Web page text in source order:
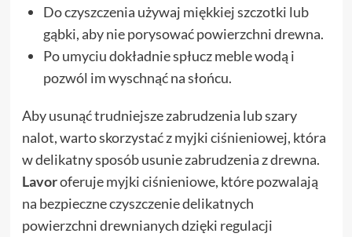
Do czyszczenia używaj miękkiej szczotki lub
gąbki, aby nie porysować powierzchni drewna.
Po umyciu dokładnie spłucz meble wodą i
pozwól im wyschnąć na słońcu.
Aby usunąć trudniejsze zabrudzenia lub szary
nalot, warto skorzystać z myjki ciśnieniowej, która
w delikatny sposób usunie zabrudzenia z drewna.
Lavoroferuje myjki ciśnieniowe, które pozwalają
na bezpieczne czyszczenie delikatnych
powierzchni drewnianych dzięki regulacji